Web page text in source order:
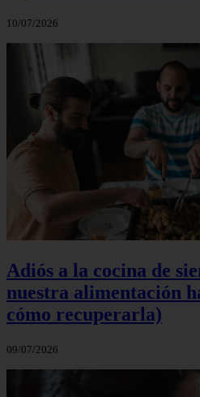
10/07/2026
Adiós a la cocina de
nuestra alimentación
cómo recuperarla)
09/07/2026